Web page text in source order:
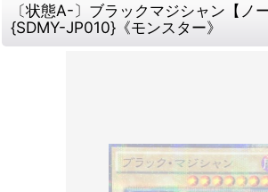
〔状態A-〕ブラックマジシャン【ノ
{SDMY-JP010}《モンスター》